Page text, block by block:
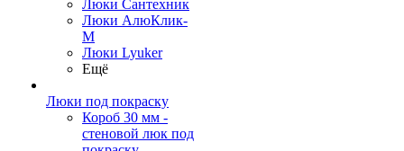
Люки Сантехник
Люки АлюКлик-
М
Люки Lyuker
Ещё
Люки под покраску
Короб 30 мм -
стеновой люк под